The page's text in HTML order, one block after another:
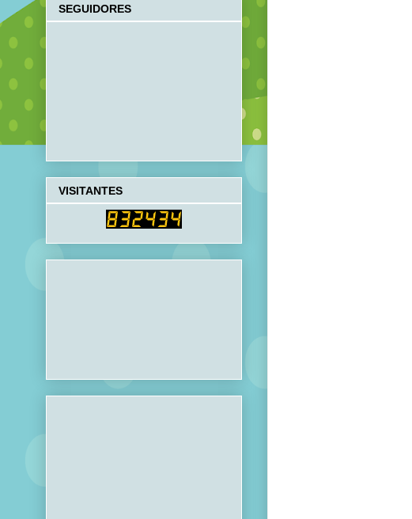
SEGUIDORES
VISITANTES